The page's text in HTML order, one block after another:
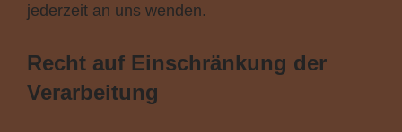
jederzeit an uns wenden.
Recht auf Einschränkung der
Verarbeitung